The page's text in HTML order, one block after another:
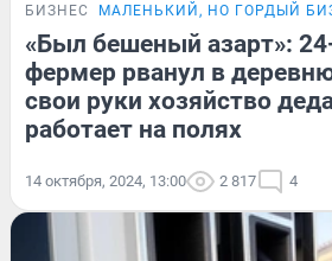
БИЗНЕС МАЛЕНЬКИЙ, НО ГОРДЫЙ
«Был бешеный азарт»:
фермер рванул в
свои руки хозяйство
работает на полях
14 октября, 2024, 13:00 2 817 4